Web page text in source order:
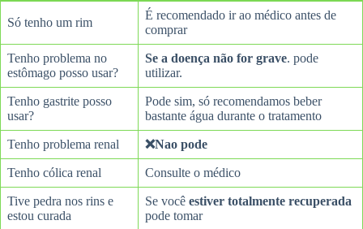
Só tenho um rim
É recomendado ir ao médico antes de
comprar
Tenho problema no
estômago posso usar?
Se a doença não for grave. pode
utilizar.
Tenho gastrite posso
usar?
Pode sim, só recomendamos beber
bastante água durante o tratamento
Tenho problema renal ❌Nao pode
Tenho cólica renal Consulte o médico
Tive pedra nos rins e
estou curada
Se você estiver totalmente recuperada
pode tomar